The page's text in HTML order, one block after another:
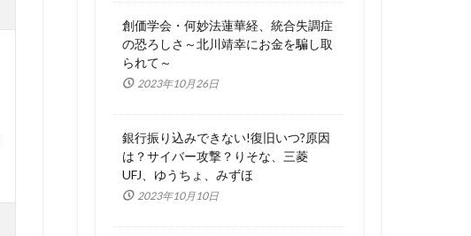
創価学会・何妙法蓮華経、統合失調症
の恐ろしさ～北川靖幸にお金を騙し取
られて～
2023年10月26日
銀行振り込みできない!復旧いつ?原因
は？サイバー攻撃？りそな、三菱
UFJ、ゆうちょ、みずほ
2023年10月10日